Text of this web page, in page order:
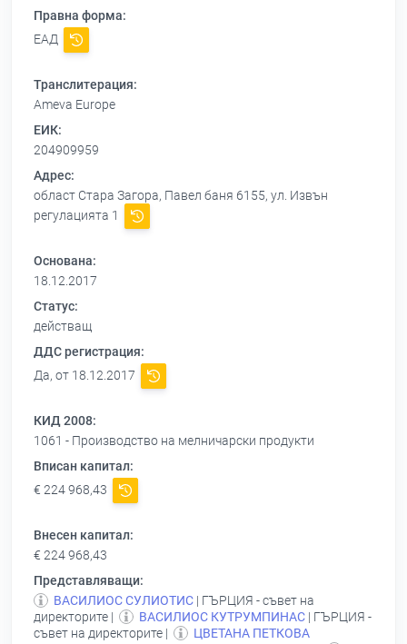
Правна форма:
ЕАД
Транслитерация:
Ameva Europe
ЕИК:
204909959
Адрес:
област Стара Загора, Павел баня 6155, ул. Извън
регулацията 1
Основана:
18.12.2017
Статус:
действащ
ДДС регистрация:
Да, от 18.12.2017
КИД 2008:
1061 - Производство на мелничарски продукти
Вписан капитал:
€ 224 968,43
Внесен капитал:
€ 224 968,43
Представляващи:
ВАСИЛИОС СУЛИОТИС | ГЪРЦИЯ - съвет на
директорите |
ВАСИЛИОС КУТРУМПИНАС | ГЪРЦИЯ -
съвет на директорите |
ЦВЕТАНА ПЕТКОВА